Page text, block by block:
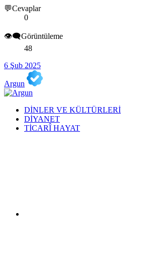
💬Cevaplar
0
👁️‍🗨️Görüntüleme
48
6 Şub 2025
Argun
DİNLER VE KÜLTÜRLERİ
DİYANET
TİCARÎ HAYAT